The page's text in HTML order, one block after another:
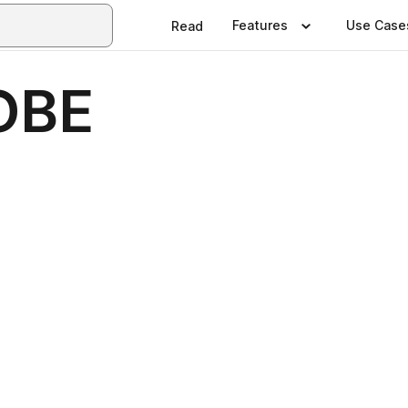
Read Features Use